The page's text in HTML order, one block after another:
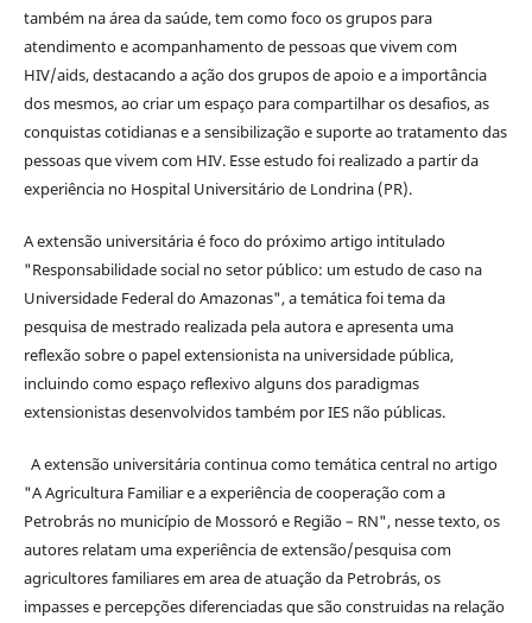
também na área da saúde, tem como foco os grupos para
atendimento e acompanhamento de pessoas que vivem com
HIV/aids, destacando a ação dos grupos de apoio e a importância
dos mesmos, ao criar um espaço para compartilhar os desafios, as
conquistas cotidianas e a sensibilização e suporte ao tratamento das
pessoas que vivem com HIV. Esse estudo foi realizado a partir da
experiência no Hospital Universitário de Londrina (PR).
A extensão universitária é foco do próximo artigo intitulado
"Responsabilidade social no setor público: um estudo de caso na
Universidade Federal do Amazonas", a temática foi tema da
pesquisa de mestrado realizada pela autora e apresenta uma
reflexão sobre o papel extensionista na universidade pública,
incluindo como espaço reflexivo alguns dos paradigmas
extensionistas desenvolvidos também por IES não públicas.
A extensão universitária continua como temática central no artigo
"A Agricultura Familiar e a experiência de cooperação com a
Petrobrás no município de Mossoró e Região – RN", nesse texto, os
autores relatam uma experiência de extensão/pesquisa com
agricultores familiares em area de atuação da Petrobrás, os
impasses e percepções diferenciadas que são construidas na relação